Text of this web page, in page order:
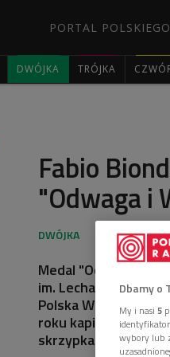
PORTAL
DWÓJKA TRÓJKA
Fabio
"Odwaga i
Medal "Odwaga i
im. Lecha
Polska Wielki
roku kapituła
skrzypka i
Dbamy o
My i nasi 5
wybory lub